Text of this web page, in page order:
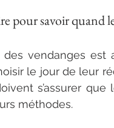
pour savoir quand
vendanges est
le jour de leur
s’assurer
méthodes.